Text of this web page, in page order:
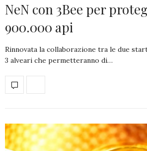
NeN con 3Bee per
900.000 api
Rinnovata la collaborazione tra le due
3 alveari che permetteranno di…